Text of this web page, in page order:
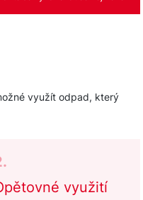
využít odpad, který
využití